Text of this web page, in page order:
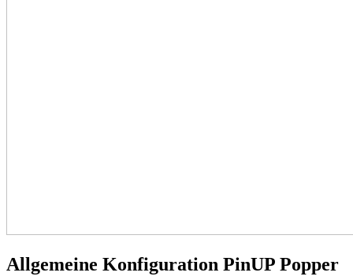
Allgemeine Konfiguration PinUP Popper